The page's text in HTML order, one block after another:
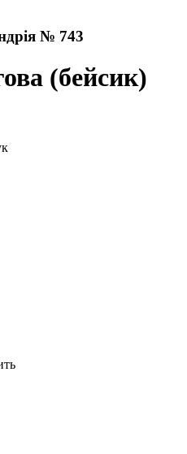
№ 743
(бейсик)